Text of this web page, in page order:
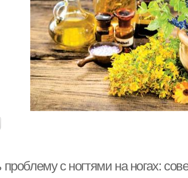
с ногтями на ногах: